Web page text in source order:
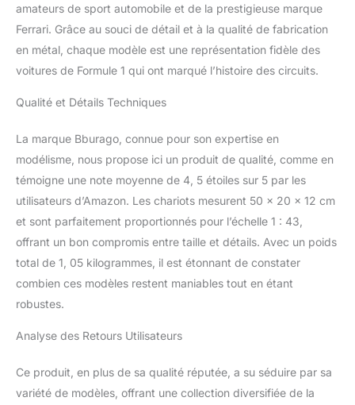
amateurs de sport automobile et de la prestigieuse marque
Ferrari. Grâce au souci de détail et à la qualité de fabrication
en métal, chaque modèle est une représentation fidèle des
voitures de Formule 1 qui ont marqué l’histoire des circuits.
Qualité et Détails Techniques
La marque Bburago, connue pour son expertise en
modélisme, nous propose ici un produit de qualité, comme en
témoigne une note moyenne de 4, 5 étoiles sur 5 par les
utilisateurs d’Amazon. Les chariots mesurent 50 x 20 x 12 cm
et sont parfaitement proportionnés pour l’échelle 1 : 43,
offrant un bon compromis entre taille et détails. Avec un poids
total de 1, 05 kilogrammes, il est étonnant de constater
combien ces modèles restent maniables tout en étant
robustes.
Analyse des Retours Utilisateurs
Ce produit, en plus de sa qualité réputée, a su séduire par sa
variété de modèles, offrant une collection diversifiée de la